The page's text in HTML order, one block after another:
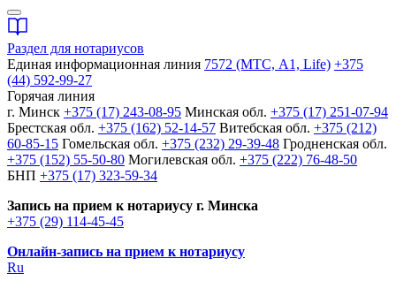
Раздел для нотариусов
Единая информационная линия 7572 (МТС, A1, Life) +375
(44) 592-99-27
Горячая линия
г. Минск +375 (17) 243-08-95 Минская обл. +375 (17) 251-07-94
Брестская обл. +375 (162) 52-14-57 Витебская обл. +375 (212)
60-85-15 Гомельская обл. +375 (232) 29-39-48 Гродненская обл.
+375 (152) 55-50-80 Могилевская обл. +375 (222) 76-48-50
БНП +375 (17) 323-59-34
Запись на прием к нотариусу г. Минска
+375 (29) 114-45-45
Онлайн-запись на прием к нотариусу
Ru